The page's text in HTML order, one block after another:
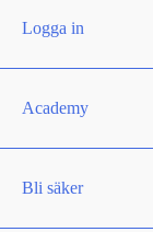
Logga in
Academy
Bli säker